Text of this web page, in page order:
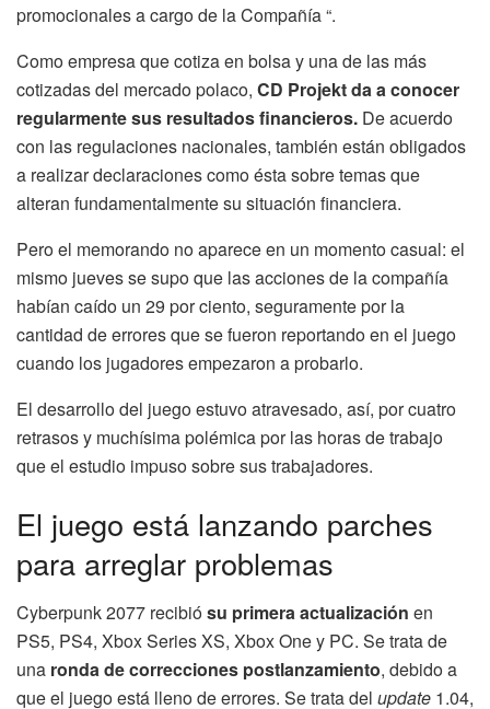
promocionales a cargo de la Compañía “.
Como empresa que cotiza en bolsa y una de las más
cotizadas del mercado polaco, CD Projekt da a conocer
regularmente sus resultados financieros. De acuerdo
con las regulaciones nacionales, también están obligados
a realizar declaraciones como ésta sobre temas que
alteran fundamentalmente su situación financiera.
Pero el memorando no aparece en un momento casual: el
mismo jueves se supo que las acciones de la compañía
habían caído un 29 por ciento, seguramente por la
cantidad de errores que se fueron reportando en el juego
cuando los jugadores empezaron a probarlo.
El desarrollo del juego estuvo atravesado, así, por cuatro
retrasos y muchísima polémica por las horas de trabajo
que el estudio impuso sobre sus trabajadores.
El juego está lanzando parches
para arreglar problemas
Cyberpunk 2077 recibiósu primera actualización en
PS5, PS4, Xbox Series XS, Xbox One y PC. Se trata de
una ronda de correcciones postlanzamiento, debido a
que el juego está lleno de errores. Se trata del update 1.04,